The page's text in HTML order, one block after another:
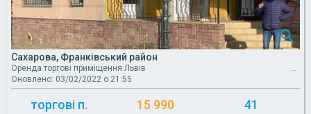
Сахарова, Франківський район
Оренда торгові приміщення Львів
Оновлено: 03/02/2022 о 21:55
торгові п. 15 990 41